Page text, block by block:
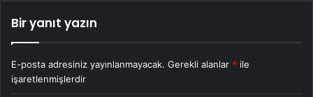
Bir yanıt yazın
E-posta adresiniz yayınlanmayacak. Gerekli alanlar * ile
işaretlenmişlerdir